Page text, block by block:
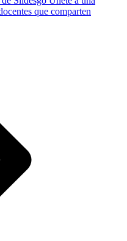
que comparten